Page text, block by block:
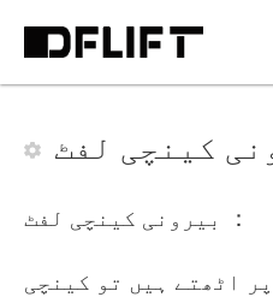
کینچی لفٹ
بیرونی کینچی لفٹ ：
اٹھتے ہیں تو کینچی